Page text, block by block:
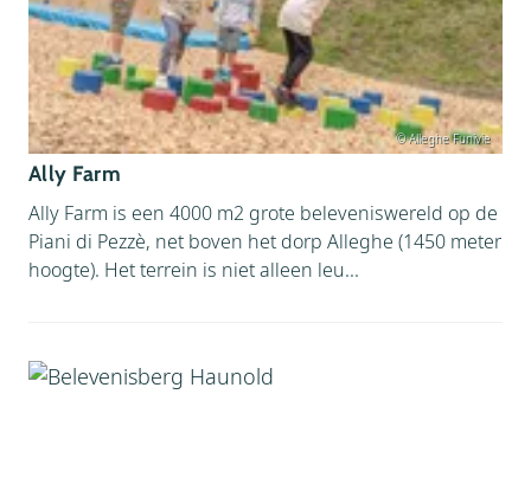
© Alleghe Funivie
Ally Farm
Ally Farm is een 4000 m2 grote beleveniswereld op de
Piani di Pezzè, net boven het dorp Alleghe (1450 meter
hoogte). Het terrein is niet alleen leu...